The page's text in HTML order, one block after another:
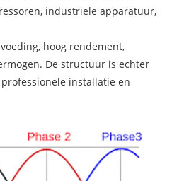
industriële apparatuur,
hoog rendement,
De structuur is echter
installatie en